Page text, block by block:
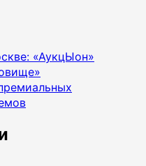
«АукцЫон»